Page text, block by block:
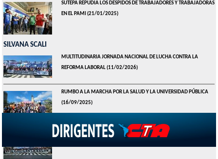
SUTEPA REPUDIA LOS DESPIDOS DE TRABAJADORES Y TRABAJADORAS
EN EL PAMI(21/01/2025)
SILVANA SCALI
MULTITUDINARIA JORNADA NACIONAL DE LUCHA CONTRA LA
REFORMA LABORAL(11/02/2026)
RUMBO A LA MARCHA POR LA SALUD Y LA UNIVERSIDAD PÚBLICA
(16/09/2025)
MARCHA FEDERAL POR LA SALUD: MILES CONTRA EL AJUSTE Y LA